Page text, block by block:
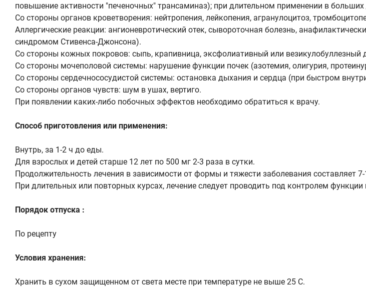
повышение активности "печеночных" трансаминаз); при длительном применении в
Со стороны органов кроветворения: нейтропения, лейкопения, агранулоцитоз,
Аллергические реакции: ангионевротический отек, сывороточная болезнь,
синдромом Стивенса-Джонсона).
Со стороны кожных покровов: сыпь, крапивница, эксфолиативный или везикулобуллезный
Со стороны мочеполовой системы: нарушение функции почек (азотемия, олигурия,
Со стороны сердечнососудистой системы: остановка дыхания и сердца (при быстром
Со стороны органов чувств: шум в ушах, вертиго.
При появлении каких-либо побочных эффектов необходимо обратиться к врачу.
Способ приготовления или применения:
Внутрь, за 1-2 ч до еды.
Для взрослых и детей старше 12 лет по 500 мг 2-3 раза в сутки.
Продолжительность лечения в зависимости от формы и тяжести заболевания составляет
При длительных или повторных курсах, лечение следует проводить под контролем функции
Порядок отпуска :
По рецепту
Условия хранения:
Хранить в сухом защищенном от света месте при температуре не выше 25 С.